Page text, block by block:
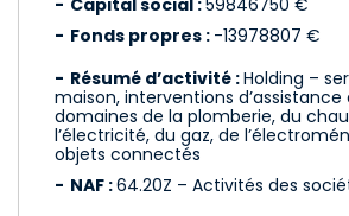
Capital social :59846750 €
Fonds propres : -13978807 €
Résumé d’activité :Holding –
maison, interventions d’assistance
domaines de la plomberie, du
l’électricité, du gaz, de
objets connectés
NAF :64.20Z – Activités des